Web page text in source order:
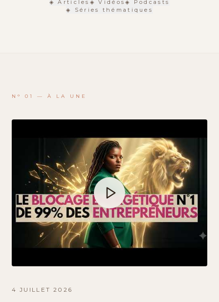
◈Articles ◈Vidéos◈ Podcasts
◈ Séries thématiques
N° 01 — À LA UNE
4 JUILLET 2026